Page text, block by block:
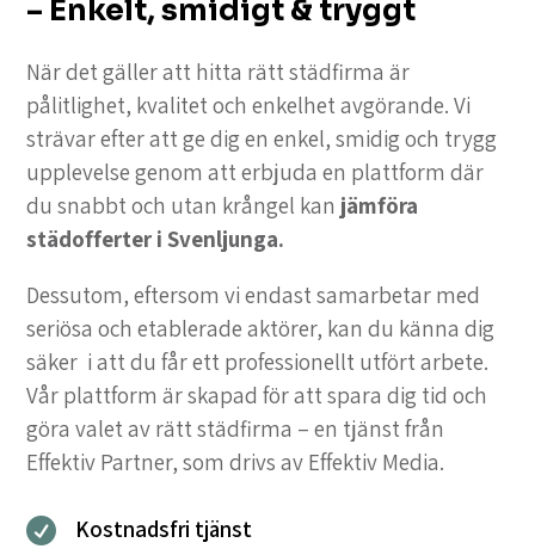
– Enkelt, smidigt & tryggt
När det gäller att hitta rätt städfirma är
pålitlighet, kvalitet och enkelhet avgörande. Vi
strävar efter att ge dig en enkel, smidig och trygg
upplevelse genom att erbjuda en plattform där
du snabbt och utan krångel kan jämföra
städofferter i Svenljunga.
Dessutom, eftersom vi endast samarbetar med
seriösa och etablerade aktörer, kan du känna dig
säker i att du får ett professionellt utfört arbete.
Vår plattform är skapad för att spara dig tid och
göra valet av rätt städfirma – en tjänst från
Effektiv Partner, som drivs av Effektiv Media.
 Kostnadsfri tjänst